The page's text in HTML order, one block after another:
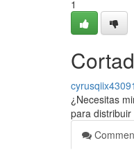
1
¿Necesitas
para